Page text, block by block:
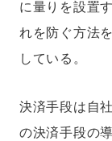
に量りを設置
れを防ぐ方法
している。
決済手段は自
の決済手段の